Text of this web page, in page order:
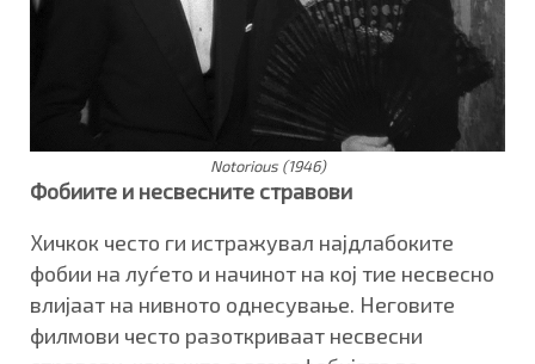
Notorious (1946)
Фобиите и несвесните стравови
Хичкок често ги истражувал најдлабоките
фобии на луѓето и начинот на кој тие несвесно
влијаат на нивното однесување. Неговите
филмови често разоткриваат несвесни